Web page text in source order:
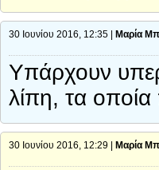
30 Ιουνίου 2016, 12:35 | Μαρία
Υπάρχουν
λίπη, τα
30 Ιουνίου 2016, 12:29 | Μαρία